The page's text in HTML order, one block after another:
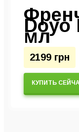
Doyo
мл
2199 грн
КУПИТЬ